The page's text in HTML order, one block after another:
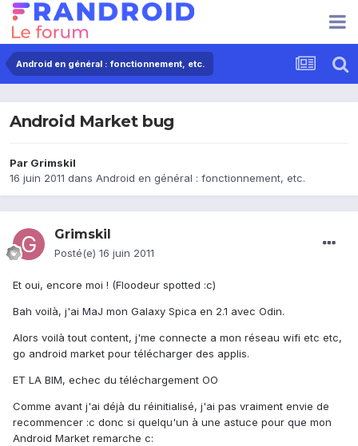
Android en général : fonctionnement, etc.
Android Market bug
Par Grimskil
16 juin 2011 dans Android en général : fonctionnement, etc.
Grimskil
Posté(e) 16 juin 2011
Et oui, encore moi ! (Floodeur spotted :c)
Bah voilà, j'ai MaJ mon Galaxy Spica en 2.1 avec Odin.
Alors voilà tout content, j'me connecte a mon réseau wifi etc etc,
go android market pour télécharger des applis.
ET LA BIM, echec du téléchargement OO
Comme avant j'ai déjà du réinitialisé, j'ai pas vraiment envie de
recommencer :c donc si quelqu'un à une astuce pour que mon
Android Market remarche c: